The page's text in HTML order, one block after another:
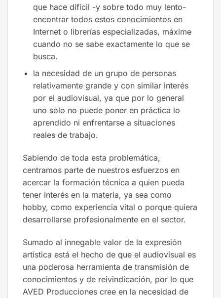
que hace difícil -y sobre todo muy lento-
encontrar todos estos conocimientos en
Internet o librerías especializadas, máxime
cuando no se sabe exactamente lo que se
busca.
la necesidad de un grupo de personas
relativamente grande y con similar interés
por el audiovisual, ya que por lo general
uno solo no puede poner en práctica lo
aprendido ni enfrentarse a situaciones
reales de trabajo.
Sabiendo de toda esta problemática,
centramos parte de nuestros esfuerzos en
acercar la formación técnica a quien pueda
tener interés en la materia, ya sea como
hobby, como experiencia vital o porque quiera
desarrollarse profesionalmente en el sector.
Sumado al innegable valor de la expresión
artística está el hecho de que el audiovisual es
una poderosa herramienta de transmisión de
conocimientos y de reivindicación, por lo que
AVED Producciones cree en la necesidad de